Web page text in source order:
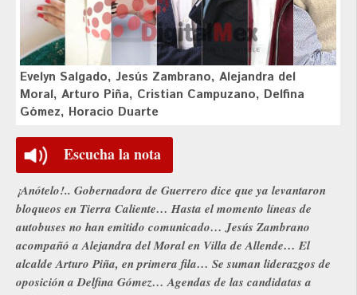
Evelyn Salgado, Jesús Zambrano, Alejandra del
Moral, Arturo Piña, Cristian Campuzano, Delfina
Gómez, Horacio Duarte
Escucha la nota
¡Anótelo!.. Gobernadora de Guerrero dice que ya levantaron
bloqueos en Tierra Caliente… Hasta el momento líneas de
autobuses no han emitido comunicado… Jesús Zambrano
acompañó a Alejandra del Moral en Villa de Allende… El
alcalde Arturo Piña, en primera fila… Se suman liderazgos de
oposición a Delfina Gómez… Agendas de las candidatas a